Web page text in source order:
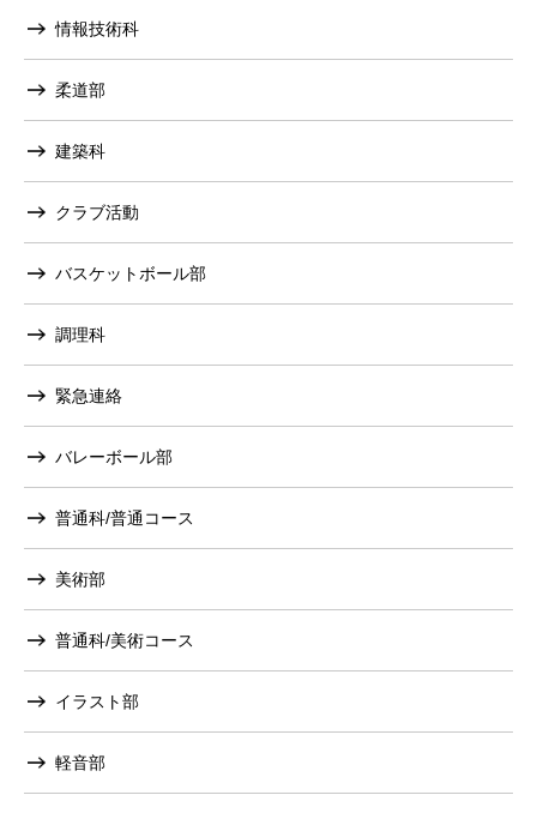
情報技術科
柔道部
建築科
クラブ活動
バスケットボール部
調理科
緊急連絡
バレーボール部
普通科/普通コース
美術部
普通科/美術コース
イラスト部
軽音部